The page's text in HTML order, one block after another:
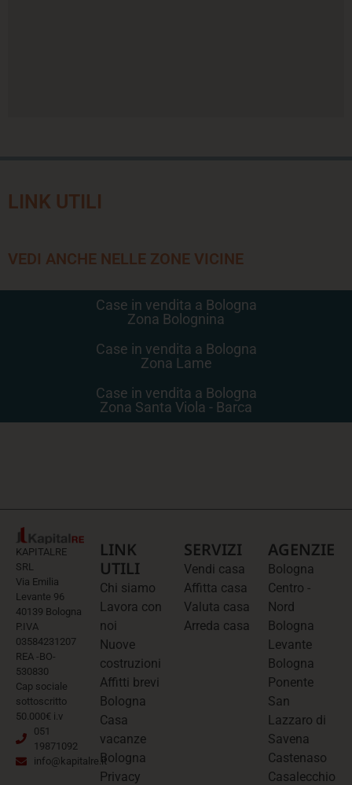
LINK UTILI
VEDI ANCHE NELLE ZONE VICINE
Case in vendita a Bologna
Zona Bolognina
Case in vendita a Bologna
Zona Lame
Case in vendita a Bologna
Zona Santa Viola - Barca
KAPITALRE
SRL
Via Emilia
Levante 96
40139 Bologna
P.IVA
03584231207
REA -BO-
530830
Cap sociale
sottoscritto
50.000€ i.v
051
19871092
info@kapitalre.it
LINK
UTILI
Chi siamo
Lavora con
noi
Nuove
costruzioni
Affitti brevi
Bologna
Casa
vacanze
Bologna
Privacy
SERVIZI
Vendi casa
Affitta casa
Valuta casa
Arreda casa
AGENZIE
Bologna
Centro -
Nord
Bologna
Levante
Bologna
Ponente
San
Lazzaro di
Savena
Castenaso
Casalecchio